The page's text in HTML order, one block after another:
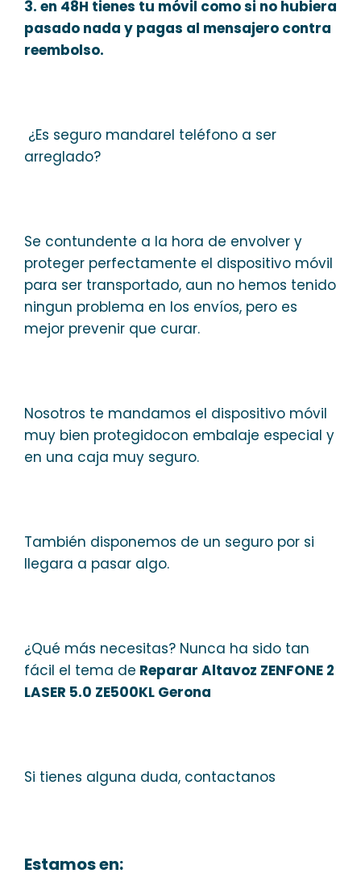
3. en 48H tienes tu móvil como si no hubiera
pasado nada y pagas al mensajero contra
reembolso.
¿Es seguro mandarel teléfono a ser
arreglado?
Se contundente a la hora de envolver y
proteger perfectamente el dispositivo móvil
para ser transportado, aun no hemos tenido
ningun problema en los envíos, pero es
mejor prevenir que curar.
Nosotros te mandamos el dispositivo móvil
muy bien protegidocon embalaje especial y
en una caja muy seguro.
También disponemos de un seguro por si
llegara a pasar algo.
¿Qué más necesitas? Nunca ha sido tan
fácil el tema de Reparar Altavoz ZENFONE 2
LASER 5.0 ZE500KL Gerona
Si tienes alguna duda, contactanos
Estamos en: